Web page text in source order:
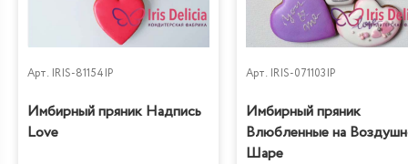
Арт. IRIS-81154IP
Имбирный пряник Надпись
Love
Арт. IRIS-071103IP
Имбирный пряник
Влюбленные на
Шаре